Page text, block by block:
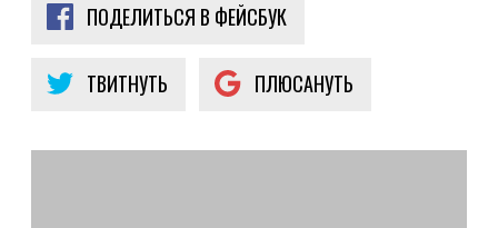
ПОДЕЛИТЬСЯ В ФЕЙСБУК
ТВИТНУТЬ ПЛЮСАНУТЬ